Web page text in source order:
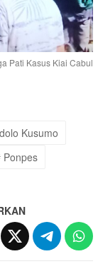
Pati Kasus Kiai Cabul
Kusumo
Ponpes